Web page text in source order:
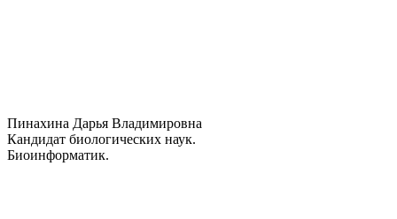
Пинахина Дарья Владимировна
Кандидат биологических наук.
Биоинформатик.